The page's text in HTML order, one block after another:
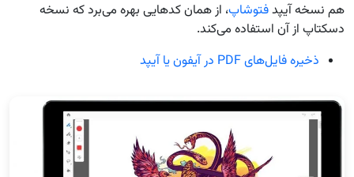
هم نسخه آیپدفتوشاپ، از همان کدهایی بهره می‌برد که نسخه
دسکتاپ از آن استفاده می‌کند.
ذخیره فایل‌های PDF در آیفون یا آیپد